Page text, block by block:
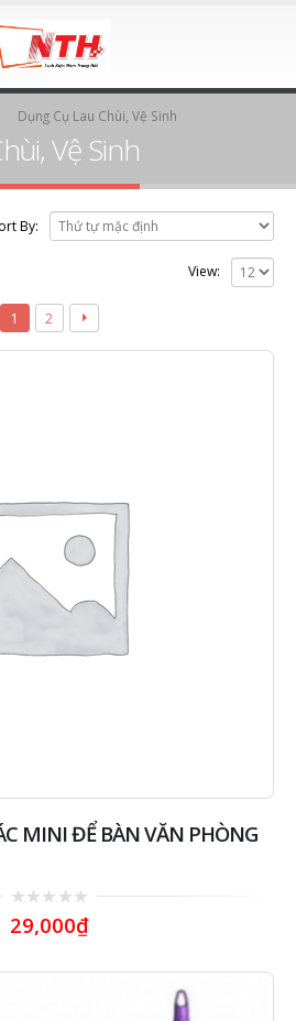
Dụng Cụ Lau Chùi, Vệ Sinh
Vệ Sinh
By:
View:
1 2
MINI ĐỂ BÀN VĂN PHÒNG
0
out
29,000₫